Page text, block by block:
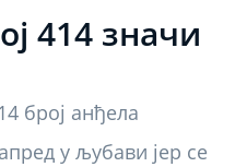
414 значи
број анђела
у љубави јер се